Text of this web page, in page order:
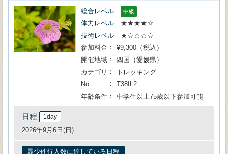
総合レベル 中級
体力レベル
★★★★☆
技術レベル
★☆☆☆☆
参加料金
¥9,300（税込）
開催地域
四国（愛媛県）
カテゴリ
トレッキング
No.
T38IL2
年齢条件
中学生以上75歳以下参加可能
日程 1day
2026年9月6日(日)
最少催行人数に達している日程